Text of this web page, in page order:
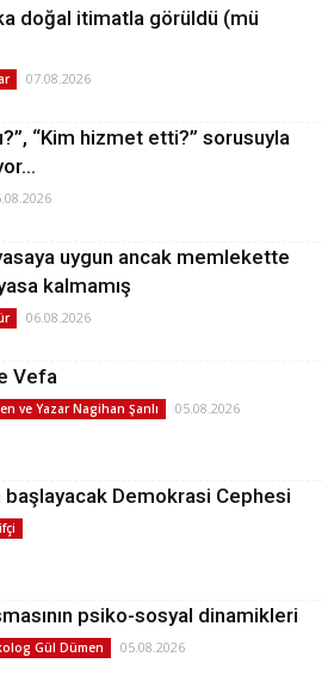
doğal itimatla görüldü (mü
07.08.2026
“Kim hizmet etti?” sorusuyla
uygun ancak memlekette
kalmamış
06.08.2026
Vefa
ve Yazar Nagihan Şanlı 05.08.2026
Demokrasi Cephesi
psiko-sosyal dinamikleri
Gül Dümen 05.08.2026